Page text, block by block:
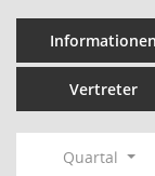
Informationen
Vertreter
Quartal